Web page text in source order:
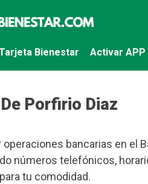
Bienestar Activar APP
Porfirio Diaz
bancarias en el
números telefónicos,
tu comodidad.